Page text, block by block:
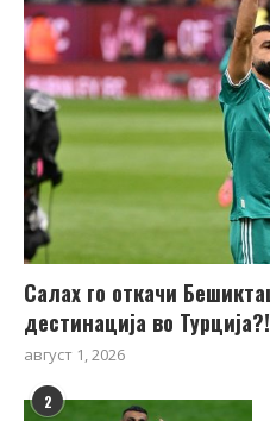
Салах го откачи
дестинација во Турција?!
август 1, 2026
2